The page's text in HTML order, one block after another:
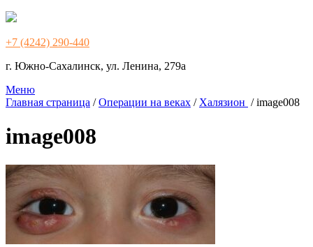
+7 (4242) 290-440
г. Южно-Сахалинск, ул. Ленина, 279а
Меню
Главная страница /Операции на веках / Халязион /image008
image008